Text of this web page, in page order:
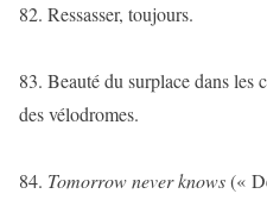
82. Ressasser, toujours.
83. Beauté du surplace dans les
des vélodromes.
84. Tomorrow never knows(«